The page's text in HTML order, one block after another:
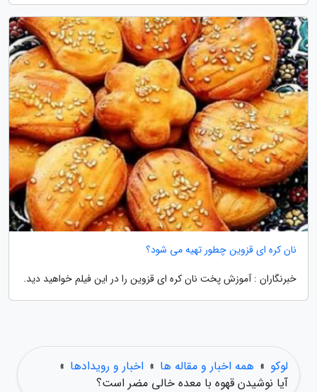
نان کره ای قزوین چطور تهیه می شود؟
خبرنگاران : آموزش پخت نان کره ای قزوین را در این فیلم خواهید دید.
لوکو » همه اخبار و مقاله ها » اخبار و رویدادها »
آیا نوشیدن قهوه با معده خالی مضر است؟